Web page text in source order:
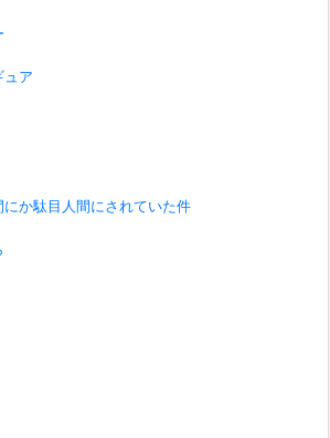
ュア
か駄目人間にされていた件